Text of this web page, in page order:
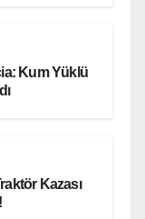
Kum Yüklü
Kazası